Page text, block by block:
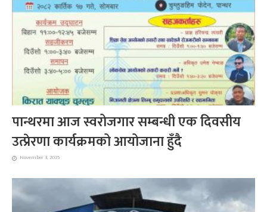
पान्थरमा आज स्वरोजगार सम्बन्धी एक दिवसीय
उत्प्रेरणा कार्यक्रमको आयोजाना हुँदै
November 3, 2025